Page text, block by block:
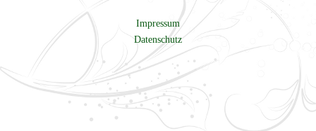
Impressum
Datenschutz